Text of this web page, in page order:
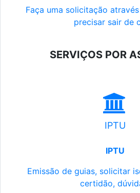
Faça uma solicitação
precisar sair de
SERVIÇOS POR
IPTU
IPTU
Emissão de guias, solicitar
certidão,